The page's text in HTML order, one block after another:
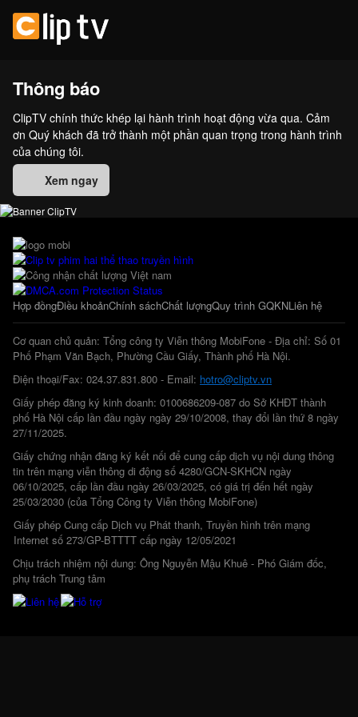
Thông báo
ClipTV chính thức khép lại hành trình hoạt động vừa qua. Cảm
ơn Quý khách đã trở thành một phần quan trọng trong hành trình
của chúng tôi.
Xem ngay
Hợp đồngĐiều khoảnChính sáchChất lượngQuy trình GQKNLiên hệ
Cơ quan chủ quản: Tổng công ty Viễn thông MobiFone - Địa chỉ: Số 01
Phố Phạm Văn Bạch, Phường Cầu Giấy, Thành phố Hà Nội.
Điện thoại/Fax: 024.37.831.800 - Email: hotro@cliptv.vn
Giấy phép đăng ký kinh doanh: 0100686209-087 do Sở KHĐT thành
phố Hà Nội cấp lần đầu ngày ngày 29/10/2008, thay đổi lần thứ 8 ngày
27/11/2025.
Giấy chứng nhận đăng ký kết nối để cung cấp dịch vụ nội dung thông
tin trên mạng viễn thông di động số 4280/GCN-SKHCN ngày
06/10/2025, cấp lần đầu ngày 26/03/2025, có giá trị đến hết ngày
25/03/2030 (của Tổng Công ty Viễn thông MobiFone)
Giấy phép Cung cấp Dịch vụ Phát thanh, Truyền hình trên mạng
Internet số 273/GP-BTTTT cấp ngày 12/05/2021
Chịu trách nhiệm nội dung: Ông Nguyễn Mậu Khuê - Phó Giám đốc,
phụ trách Trung tâm